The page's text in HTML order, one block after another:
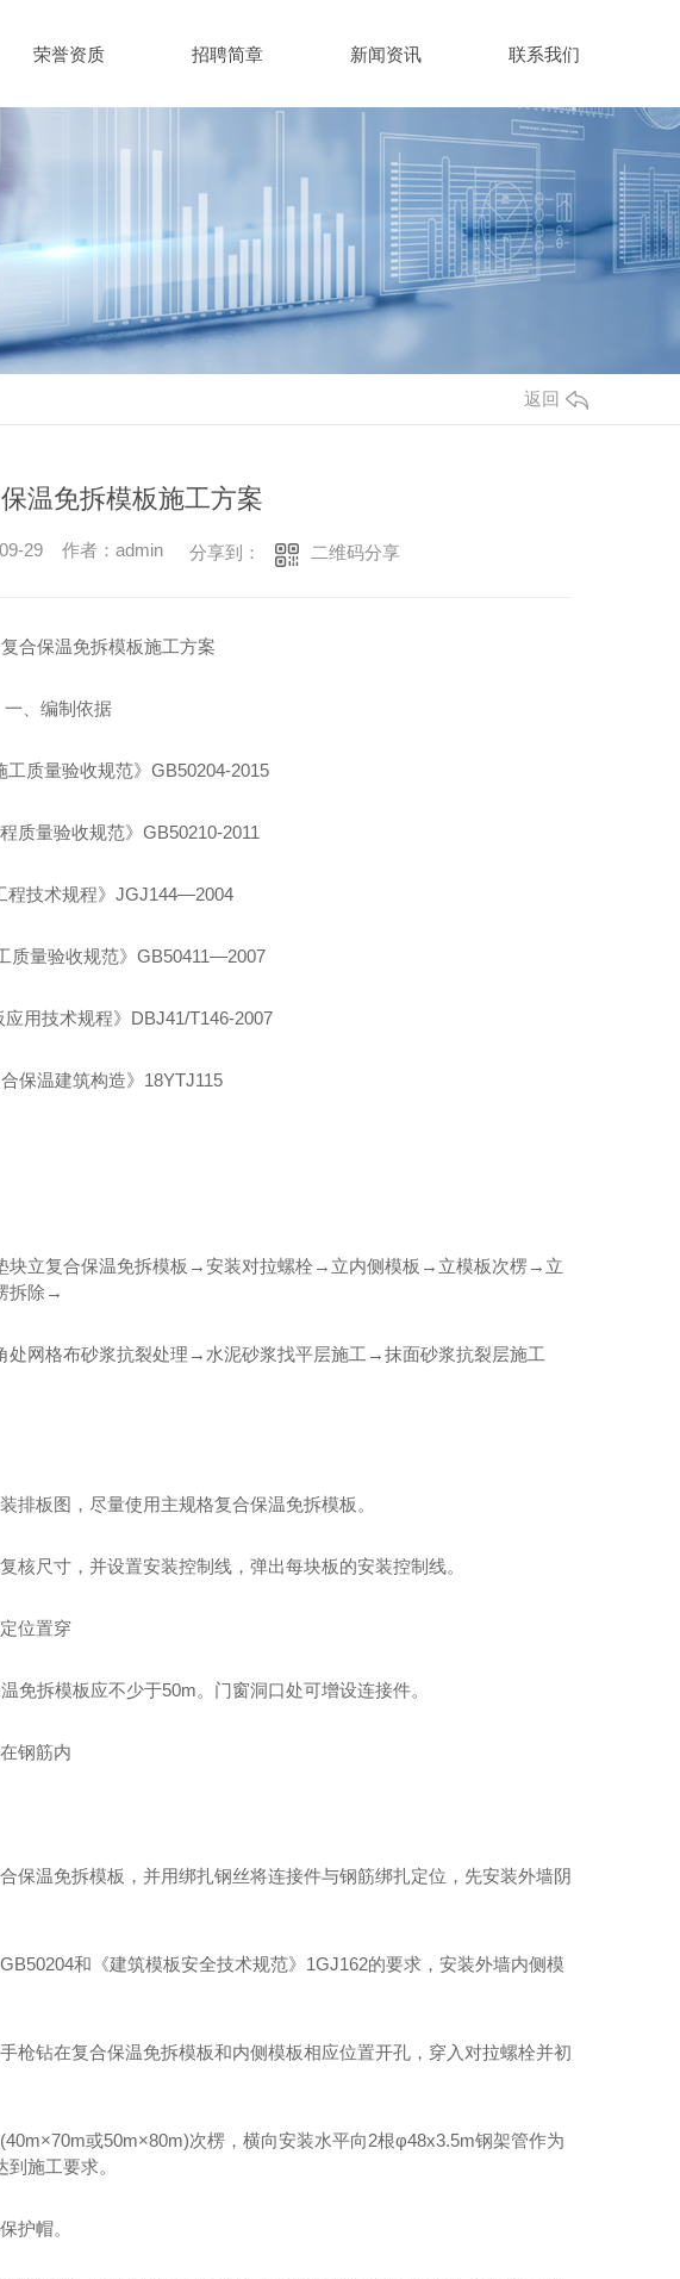
荣誉资质 招聘简章 新闻资讯 联系我们
返回
温免拆模板施工方案
29 作者：admin 分享到： 二维码分享
免拆模板施工方案
一、编制依据
工质量验收规范》GB50204-2015
质量验收规范》GB50210-2011
程技术规程》JGJ144—2004
质量验收规范》GB50411—2007
应用技术规程》DBJ41/T146-2007
合保温建筑构造》18YTJ115
立复合保温免拆模板→安装对拉螺栓→立内侧模板→立模板次楞→立
拆除→
网格布砂浆抗裂处理→水泥砂浆找平层施工→抹面砂浆抗裂层施工
排板图，尽量使用主规格复合保温免拆模板。
尺寸，并设置安装控制线，弹出每块板的安装控制线。
位置穿
免拆模板应不少于50m。门窗洞口处可增设连接件。
钢筋内
保温免拆模板，并用绑扎钢丝将连接件与钢筋绑扎定位，先安装外墙阴
和《建筑模板安全技术规范》1GJ162的要求，安装外墙内侧模
枪钻在复合保温免拆模板和内侧模板相应位置开孔，穿入对拉螺栓并初
或50m×80m)次楞，横向安装水平向2根φ48x3.5m钢架管作为
施工要求。
护帽。